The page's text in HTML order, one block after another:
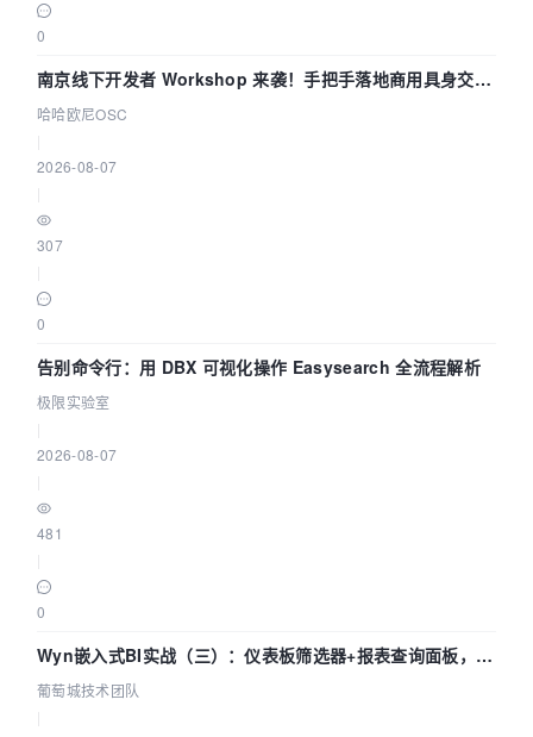
0
南京线下开发者 Workshop 来袭！手把手落地商用具身交互
智能 Agent 应用
哈哈欧尼OSC
2026-08-07
307
0
告别命令行：用 DBX 可视化操作 Easysearch 全流程解析
极限实验室
2026-08-07
481
0
Wyn嵌入式BI实战（三）：仪表板筛选器+报表查询面板，参
数联动全闭环
葡萄城技术团队